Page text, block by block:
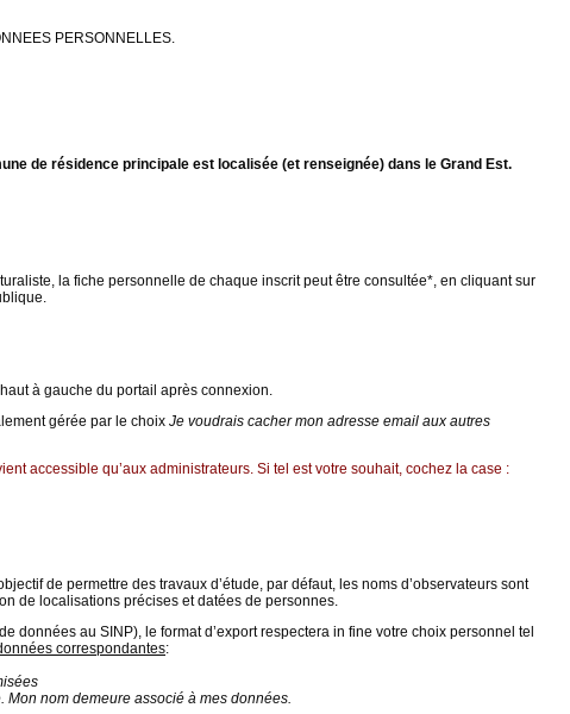
PERSONNELLES.
de résidence principale est localisée (et renseignée) dans le Grand Est.
la fiche personnelle de chaque inscrit peut être consultée*, en cliquant sur
à gauche du portail après connexion.
gérée par le choix Je voudrais cacher mon adresse email aux autres
accessible qu’aux administrateurs. Si tel est votre souhait, cochez la case :
de permettre des travaux d’étude, par défaut, les noms d’observateurs sont
de localisations précises et datées de personnes.
données au SINP), le format d’export respectera in fine votre choix personnel tel
correspondantes:
nom demeure associé à mes données.